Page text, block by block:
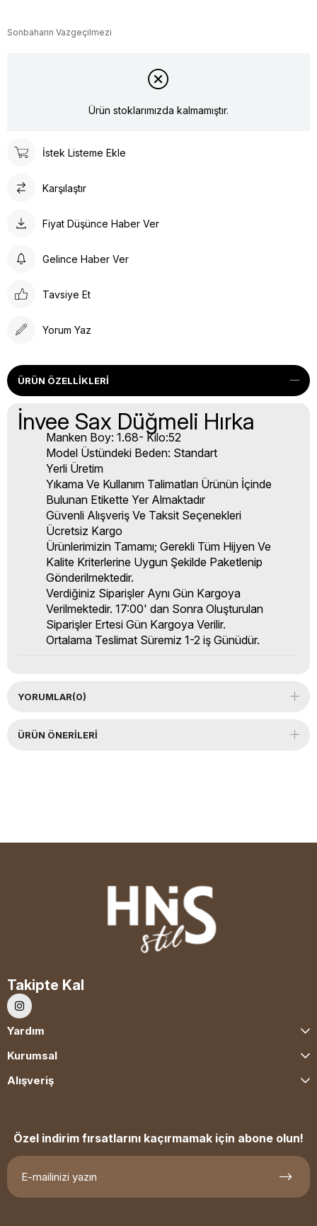
Sonbaharın Vazgeçilmezi
Ürün stoklarımızda kalmamıştır.
İstek Listeme Ekle
Karşılaştır
Fiyat Düşünce Haber Ver
Gelince Haber Ver
Tavsiye Et
Yorum Yaz
ÜRÜN ÖZELLIKLERI
İnvee Sax Düğmeli Hırka
Manken Boy: 1.68- Kilo:52
Model Üstündeki Beden: Standart
Yerli Üretim
Yıkama Ve Kullanım Talimatları Ürünün İçinde
Bulunan Etikette Yer Almaktadır
Güvenli Alışveriş Ve Taksit Seçenekleri
Ücretsiz Kargo
Ürünlerimizin Tamamı; Gerekli Tüm Hijyen Ve
Kalite Kriterlerine Uygun Şekilde Paketlenip
Gönderilmektedir.
Verdiğiniz Siparişler Aynı Gün Kargoya
Verilmektedir. 17:00' dan Sonra Oluşturulan
Siparişler Ertesi Gün Kargoya Verilir.
Ortalama Teslimat Süremiz 1-2 iş Günüdür.
YORUMLAR(0)
ÜRÜN ÖNERILERI
Takipte Kal
Yardım
Kurumsal
Alışveriş
Özel indirim fırsatlarını kaçırmamak için abone olun!